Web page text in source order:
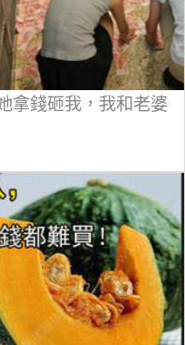
拿錢砸我，我和老婆